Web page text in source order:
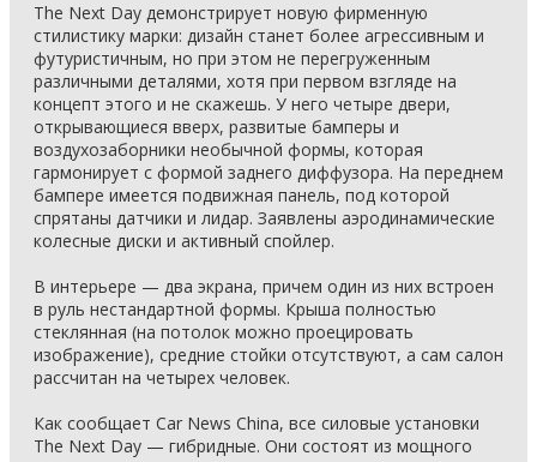
The Next Day демонстрирует новую фирменную
стилистику марки: дизайн станет более агрессивным и
футуристичным, но при этом не перегруженным
различными деталями, хотя при первом взгляде на
концепт этого и не скажешь. У него четыре двери,
открывающиеся вверх, развитые бамперы и
воздухозаборники необычной формы, которая
гармонирует с формой заднего диффузора. На переднем
бампере имеется подвижная панель, под которой
спрятаны датчики и лидар. Заявлены аэродинамические
колесные диски и активный спойлер.
В интерьере — два экрана, причем один из них встроен
в руль нестандартной формы. Крыша полностью
стеклянная (на потолок можно проецировать
изображение), средние стойки отсутствуют, а сам салон
рассчитан на четырех человек.
Как сообщает Car News China, все силовые установки
The Next Day — гибридные. Они состоят из мощного